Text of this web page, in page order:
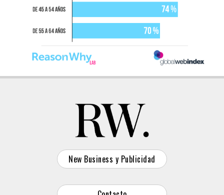
New Business y Publicidad